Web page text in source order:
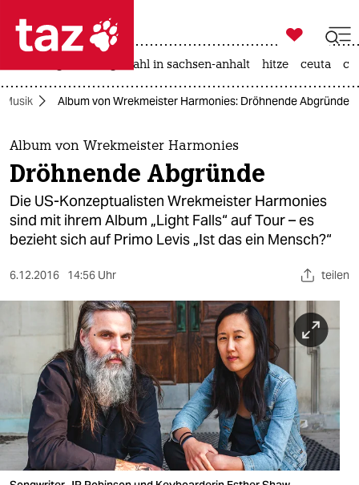
 taz zahl ich
taz zahl ich
themen
politik
öko
sport
berlin
nord
wahrheit
verlag

taz zahl ich
landtagswahl in sachsen-anhalt hitze ceuta
Musik Album von Wrekmeister Harmonies: Dröhnende Abgründe
Album von Wrekmeister Harmonies
Dröhnende Abgründe
Die US-Konzeptualisten Wrekmeister Harmonies
sind mit ihrem Album „Light Falls“ auf Tour – es
bezieht sich auf Primo Levis „Ist das ein Mensch?“
6.12.2016 14:56 Uhr teilen